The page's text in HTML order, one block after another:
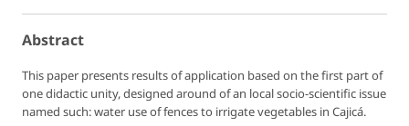
Abstract
This paper presents results of application based on the first part of
one didactic unity, designed around of an local socio-scientific issue
named such: water use of fences to irrigate vegetables in Cajicá.